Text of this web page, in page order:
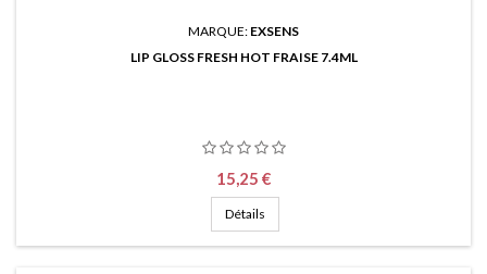
MARQUE: EXSENS
LIP GLOSS FRESH HOT FRAISE 7.4ML
Prix
15,25 €
Détails